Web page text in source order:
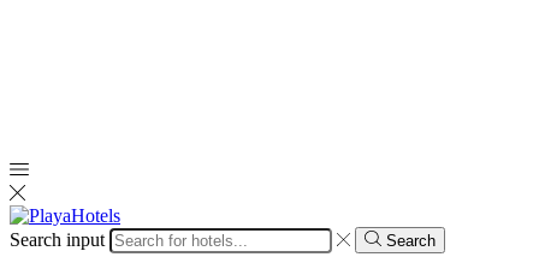
Search input Search